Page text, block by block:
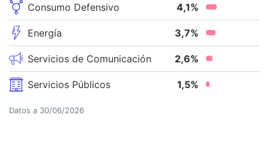
Consumo Defensivo 4,1%
Energía 3,7%
Servicios de Comunicación 2,6%
Servicios Públicos 1,5%
Datos a 30/06/2026